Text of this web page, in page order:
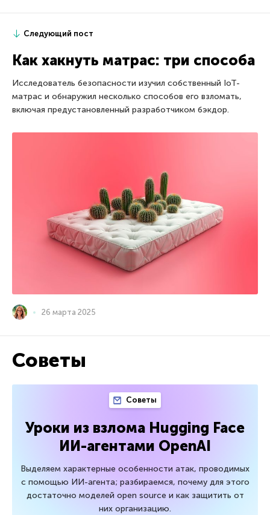
Следующий пост
Как хакнуть матрас: три способа
Исследователь безопасности изучил собственный IoT-
матрас и обнаружил несколько способов его взломать,
включая предустановленный разработчиком бэкдор.
26 марта 2025
Советы
Советы
Уроки из взлома Hugging Face
ИИ-агентами OpenAI
Выделяем характерные особенности атак, проводимых
с помощью ИИ-агента; разбираемся, почему для этого
достаточно моделей open source и как защитить от
них организацию.